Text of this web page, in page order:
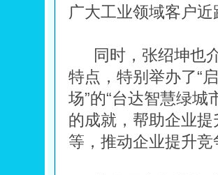
广大工业领域客户
同时，张绍坤也
特点，特别举办了“
场”的“台达智慧绿
的成就，帮助企业
等，推动企业提升竞